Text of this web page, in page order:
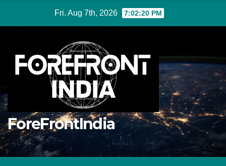
Fri. Aug 7th, 2026 7:02:21 PM
ForeFrontIndia